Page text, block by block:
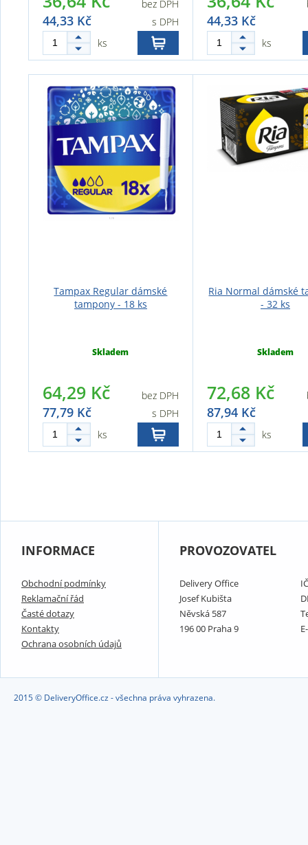
bez DPH
44,33 Kč
s DPH
ks
44,33 Kč
ks
Tampax Regular dámské
tampony - 18 ks
Skladem
64,29 Kč bez DPH
77,79 Kč
s DPH
ks
Ria Normal dámské
- 32 ks
Skladem
72,68 Kč
87,94 Kč
ks
INFORMACE
Obchodní podmínky
Reklamační řád
Časté dotazy
Kontakty
Ochrana osobních údajů
PROVOZOVATEL
Delivery Office
Josef Kubišta
Něvská 587
196 00 Praha 9
2015 © DeliveryOffice.cz - všechna práva vyhrazena.